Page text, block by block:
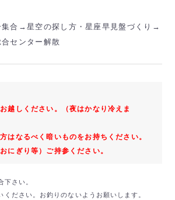
集合→星空の探し方・星座早見盤づくり→
センター解散
越しください。（夜はかなり冷えま
はなるべく暗いものをお持ちください。
にぎり等）ご持参ください。
下さい。
ください。お釣りのないようお願いします。